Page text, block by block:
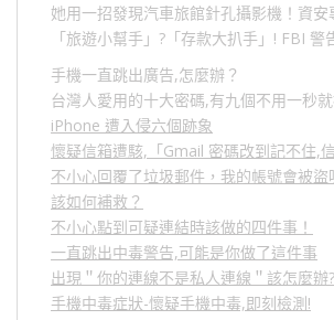
她用一招發現汽車旅館針孔攝影機！資
「旅遊小幫手」 ? 「存款大扒手」 ! FBI 警
手機一直跳出廣告,怎麼辦？
台灣人愛用的十大密碼,有九個不用一秒
iPhone 遭入侵六個跡象
懷疑信箱遭駭,「Gmail 密碼改到記不住,
不小心回覆了垃圾郵件，我的帳號會被盜
該如何補救？
不小心點到可疑連結時該做的四件事！
一直跳出中毒警告,可能是你做了這件事
出現＂你的連線不是私人連線＂該怎麼辦?
手機中毒症狀-懷疑手機中毒,即刻檢測!